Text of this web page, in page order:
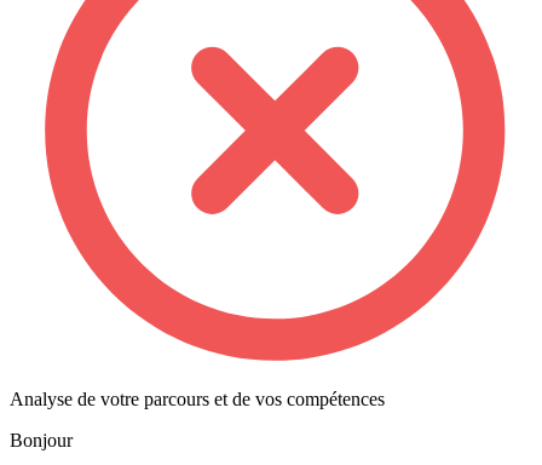
Analyse de votre parcours et de vos compétences
Bonjour